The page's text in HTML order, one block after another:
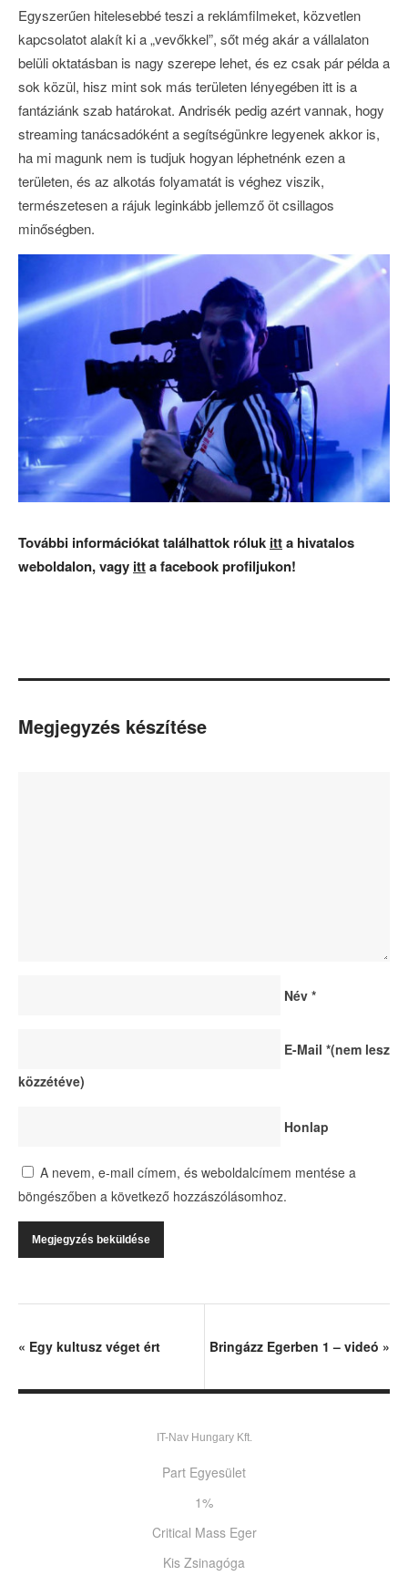
Egyszerűen hitelesebbé teszi a reklámfilmeket, közvetlen
kapcsolatot alakít ki a „vevőkkel”, sőt még akár a vállalaton
belüli oktatásban is nagy szerepe lehet, és ez csak pár példa a
sok közül, hisz mint sok más területen lényegében itt is a
fantáziánk szab határokat. Andrisék pedig azért vannak, hogy
streaming tanácsadóként a segítségünkre legyenek akkor is,
ha mi magunk nem is tudjuk hogyan léphetnénk ezen a
területen, és az alkotás folyamatát is véghez viszik,
természetesen a rájuk leginkább jellemző öt csillagos
minőségben.
További információkat találhattok róluk itta hivatalos
weboldalon, vagy itta facebook profiljukon!
Megjegyzés készítése
Név *
E-Mail *(nem lesz
közzétéve)
Honlap
A nevem, e-mail címem, és weboldalcímem mentése a
böngészőben a következő hozzászólásomhoz.
« Egy kultusz véget ért Bringázz Egerben 1 – videó »
IT-Nav Hungary Kft.
Part Egyesület
1%
Critical Mass Eger
Kis Zsinagóga